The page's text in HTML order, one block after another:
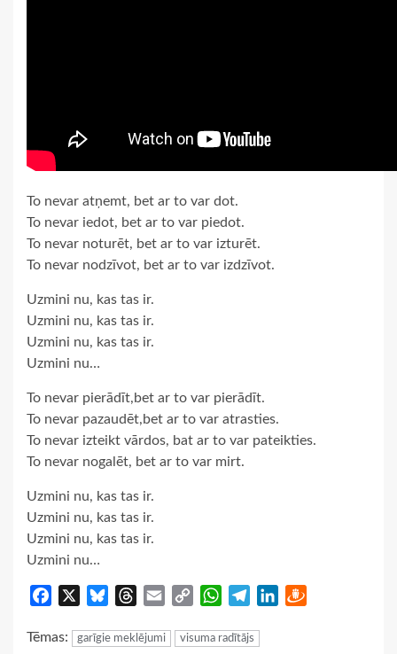
To nevar atņemt, bet ar to var dot.
To nevar iedot, bet ar to var piedot.
To nevar noturēt, bet ar to var izturēt.
To nevar nodzīvot, bet ar to var izdzīvot.
Uzmini nu, kas tas ir.
Uzmini nu, kas tas ir.
Uzmini nu, kas tas ir.
Uzmini nu…
To nevar pierādīt,bet ar to var pierādīt.
To nevar pazaudēt,bet ar to var atrasties.
To nevar izteikt vārdos, bat ar to var pateikties.
To nevar nogalēt, bet ar to var mirt.
Uzmini nu, kas tas ir.
Uzmini nu, kas tas ir.
Uzmini nu, kas tas ir.
Uzmini nu…
Facebook BlueskyThreads
Email
Copy
WhatsApp
TelegramLinkedIn
Tēmas: garīgie meklējumi visuma radītājs